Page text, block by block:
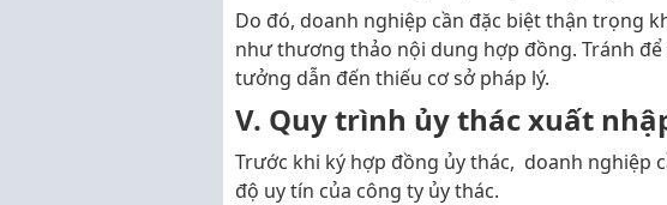
Do đó, doanh nghiệp cần đặc biệt thận trọng
như thương thảo nội dung hợp đồng. Tránh
tưởng dẫn đến thiếu cơ sở pháp lý.
V. Quy trình ủy thác xuất
Trước khi ký hợp đồng ủy thác, doanh nghiệp
độ uy tín của công ty ủy thác.